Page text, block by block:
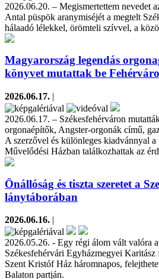
2026.06.20. – Megismertettem nevedet
Antal püspök aranymiséjét a megtelt
hálaadó lélekkel, örömteli szívvel, a
Magyarország legendás
könyvet mutattak be
2026.06.17. |
2026.06.17. – Székesfehérváron
orgonaépítők, Angster-orgonák című,
A szerzővel és különleges kiadvánnyal
Művelődési Házban találkozhattak az
Önállóság és tiszta szeretet a
lánytáborában
2026.06.16. |
2026.05.26. - Egy régi álom vált valóra
Székesfehérvári Egyházmegyei Karitász
Szent Kristóf Ház háromnapos,
Balaton partján.